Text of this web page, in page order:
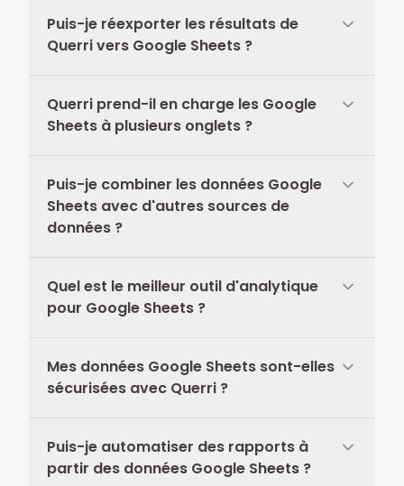
Puis-je réexporter les résultats de
Querri vers Google Sheets ?
Querri prend-il en charge les Google
Sheets à plusieurs onglets ?
Puis-je combiner les données Google
Sheets avec d'autres sources de
données ?
Quel est le meilleur outil d'analytique
pour Google Sheets ?
Mes données Google Sheets sont-elles
sécurisées avec Querri ?
Puis-je automatiser des rapports à
partir des données Google Sheets ?